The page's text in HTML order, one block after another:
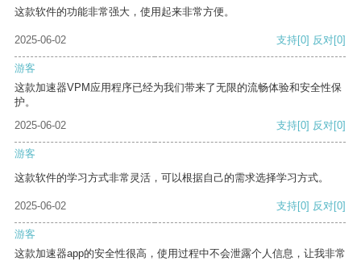
这款软件的功能非常强大，使用起来非常方便。
2025-06-02 支持[0] 反对[0]
游客
这款加速器VPM应用程序已经为我们带来了无限的流畅体验和安全性保
护。
2025-06-02
支持[0] 反对[0]
游客
这款软件的学习方式非常灵活，可以根据自己的需求选择学习方式。
2025-06-02 支持[0] 反对[0]
游客
这款加速器app的安全性很高，使用过程中不会泄露个人信息，让我非常